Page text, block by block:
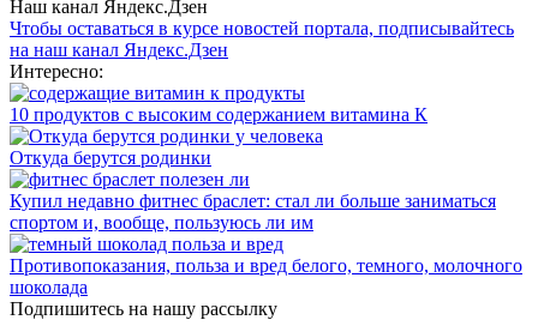
Наш канал Яндекс.Дзен
Чтобы оставаться в курсе новостей портала, подписывайтесь
на наш канал Яндекс.Дзен
Интересно:
10 продуктов с высоким содержанием витамина К
Откуда берутся родинки
Купил недавно фитнес браслет: стал ли больше заниматься
спортом и, вообще, пользуюсь ли им
Противопоказания, польза и вред белого, темного, молочного
шоколада
Подпишитесь на нашу рассылку